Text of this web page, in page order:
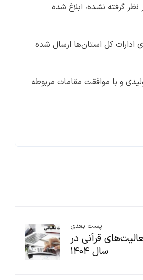
معادن در نظر گرفته نشده، ابلاغ شده
این ابلاغیه با دستور مستقیم معاونت حقوقی ریاست جمهوری ۱۱ آذر ۱۴۰۳ برای ادارات کل استان‌ها ارسال شده
و با موافقت مقامات مربوطه
پست بعدی
قرآنی در
سال ۱۴۰۴